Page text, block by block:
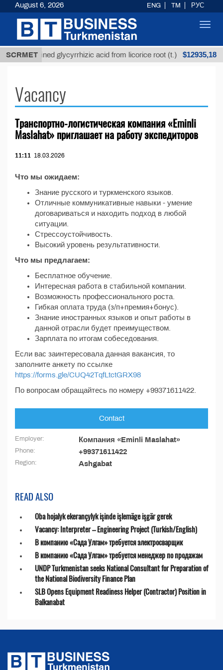
SCRMET
Unrefined glycyrrhizic acid from licorice root (t.) $12935,18
Vacancy
Транспортно-логистическая компания «Eminli
Maslahat» приглашает на работу экспедиторов
11:11 18.03.2026
Что мы ожидаем:
Знание русского и туркменского языков.
Отличные коммуникативные навыки - умение
договариваться и находить подход в любой
ситуации.
Стрессоустойчивость.
Высокий уровень результативности.
Что мы предлагаем:
Бесплатное обучение.
Интересная работа в стабильной компании.
Возможность профессионального роста.
Гибкая оплата труда (з/п+премия+бонус).
Знание иностранных языков и опыт работы в
данной отрасли будет преимуществом.
Зарплата по итогам собеседования.
Если вас заинтересовала данная вакансия, то
заполните анкету по ссылке
https://forms.gle/CUQ42TqfLtctGRX98
По вопросам обращайтесь по номеру +99371611422.
Contact
Employer: Компания «Eminli Maslahat»
Phone: +99371611422
Region: Ashgabat
READ ALSO
Oba hojalyk ekerançylyk işinde işlemäge işgär gerek
Vacancy: Interpreter – Engineering Project (Turkish/English)
В компанию «Сада Улгам» требуется электросварщик
В компанию «Сада Улгам» требуется менеджер по продажам
UNDP Turkmenistan seeks National Consultant for Preparation of
the National Biodiversity Finance Plan
SLB Opens Equipment Readiness Helper (Contractor) Position in
Balkanabat
August 6, 2026 ENG TM РУС